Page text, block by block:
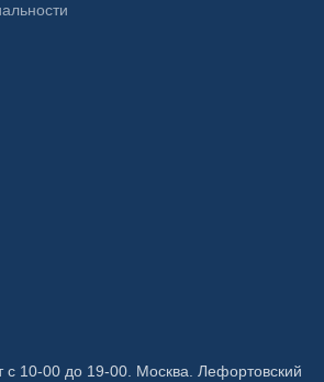
10-00 до 19-00. Москва. Лефортовский